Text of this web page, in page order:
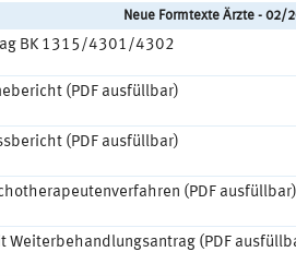
Neue Formtexte Ärzte - 02/
BK 1315/4301/4302
(PDF ausfüllbar)
(PDF ausfüllbar)
(PDF ausfüllbar)
Weiterbehandlungsantrag (PDF